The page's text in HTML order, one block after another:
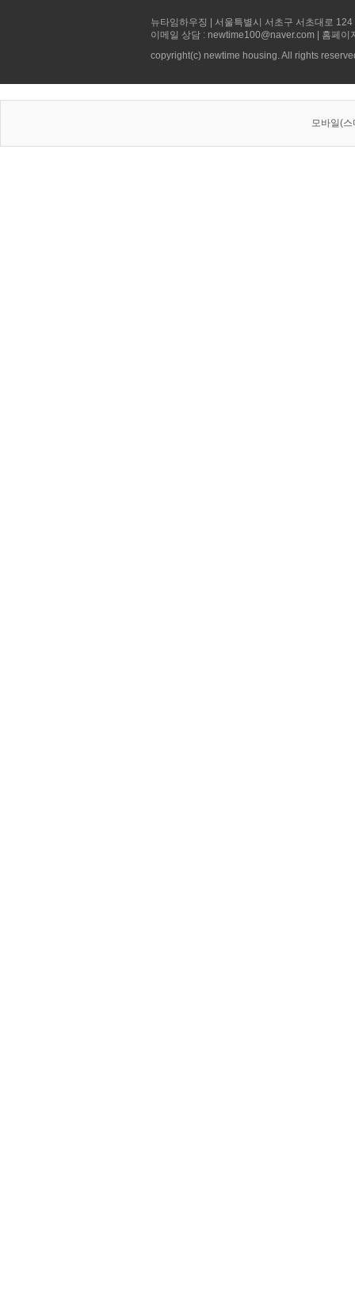
뉴타임하우징 | 서울특별시 서초구 서초대로
이메일 상담 : newtime100@naver.com | 홈페
copyright(c) newtime housing. All rights
모바일(